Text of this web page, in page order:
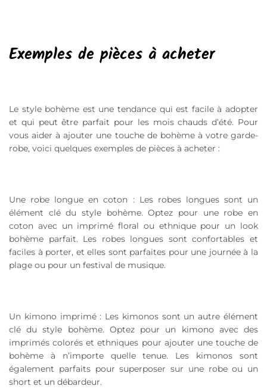
Exemples de pièces à acheter
Le style bohème est une tendance qui est facile à adopter
et qui peut être parfait pour les mois chauds d’été. Pour
vous aider à ajouter une touche de bohème à votre garde-
robe, voici quelques exemples de pièces à acheter :
Une robe longue en coton : Les robes longues sont un
élément clé du style bohème. Optez pour une robe en
coton avec un imprimé floral ou ethnique pour un look
bohème parfait. Les robes longues sont confortables et
faciles à porter, et elles sont parfaites pour une journée à la
plage ou pour un festival de musique.
Un kimono imprimé : Les kimonos sont un autre élément
clé du style bohème. Optez pour un kimono avec des
imprimés colorés et ethniques pour ajouter une touche de
bohème à n’importe quelle tenue. Les kimonos sont
également parfaits pour superposer sur une robe ou un
short et un débardeur.